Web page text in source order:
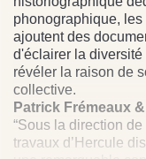
phonographique,
ajoutent des
d'éclairer la
révéler la raison de
collective.
Patrick Frémeaux
“Sous la direction
travaux d’Hercule